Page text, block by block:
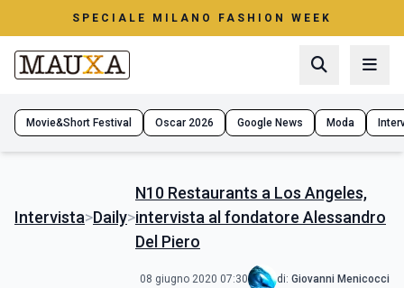
SPECIALE MILANO FASHION WEEK
Movie&Short Festival Oscar 2026 Google News Moda
Intervista>Daily>
N10 Restaurants a Los Angeles,
intervista al fondatore Alessandro
Del Piero
08 giugno 2020 07:30 di: Giovanni Menicocci